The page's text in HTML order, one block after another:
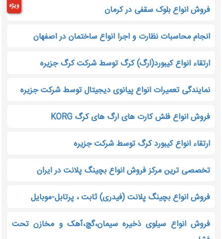
فروش انواع بلوک سقفی در کرمان ویژه
انجام محاسبات نظارت و اجرا انواع ساختمان در اصفهان
ارتقاء‌ انواع کیبورد(ارگ) کرگ توسط شرکت کرگ جزیره
نمایندگی تعمیرات انواع پیانوی دیجیتال توسط شرکت جزیره
فروش انواع فلش کارت های ارگ های کرگ KORG
ارتقاء انواع کیبورد کرگ توسط شرکت جزیره
تخصصی ترین مرکز فروش انواع بچینگ پلانت در ایران
فروش انواع بچینگ پلانت (فیدری) ثابت ، پرتابل-موبایل
فروش انواع سیلوی ذخیره سیمان،گچ،آهک و مخازن تحت